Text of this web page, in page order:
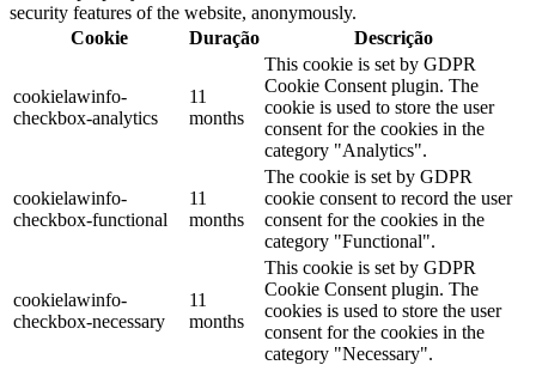
security features of the website, anonymously.
Cookie
Duração Descrição
cookielawinfo-
checkbox-analytics
11
months
This cookie is set by GDPR
Cookie Consent plugin. The
cookie is used to store the user
consent for the cookies in the
category "Analytics".
cookielawinfo-
checkbox-functional
11
months
The cookie is set by GDPR
cookie consent to record the user
consent for the cookies in the
category "Functional".
cookielawinfo-
checkbox-necessary
11
months
This cookie is set by GDPR
Cookie Consent plugin. The
cookies is used to store the user
consent for the cookies in the
category "Necessary".